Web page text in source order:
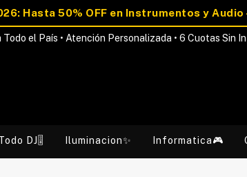
Todo el País • Atención Personalizada • 6 Cuotas Sin
DJ🎚️ Iluminacion✨ Informatica🎮